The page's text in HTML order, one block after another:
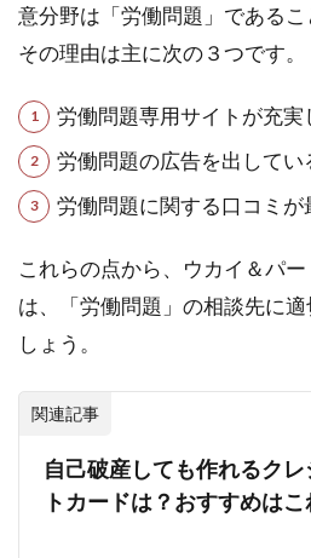
意分野は「労働問題」であるこ
その理由は主に次の３つです。
労働問題専用サイトが充実
労働問題の広告を出してい
労働問題に関する口コミが
これらの点から、ウカイ＆パ
は、「労働問題」の相談先に
しょう。
関連記事
自己破産しても作れるクレ
トカードは？おすすめはこ